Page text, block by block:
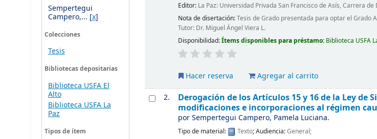
Sempertegui
Campero,... [x]
Colecciones
Tesis
Bibliotecas depositarias
Biblioteca USFA El
Alto
Biblioteca USFA La
Paz
Tipos de ítem
Editor: La Paz: Universidad Privada San Francisco de Asís, Carrera
Nota de disertación:Tesis de Grado presentada para optar el Grado
Tutor: Dr. Miguel Ángel Viera L.
Disponibilidad:Ítems disponibles para préstamo: Biblioteca USFA
Hacer reserva
Agregar al carrito
2.
Derogación de los Artículos 15 y 16 de la Ley de
modificaciones e incorporaciones al régimen
porSempertegui Campero, Pamela Luciana.
Tipo de material: Texto; Audiencia:General;